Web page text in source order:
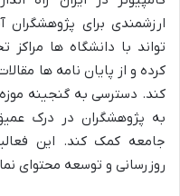
ارزشمندی برای
تواند با دانشگاه ها
کرده و از پایان نامه ها
کند. دسترسی به گنجینه
به پژوهشگران در درک
جامعه کمک کند. این
روزرسانی و توسعه محتوای